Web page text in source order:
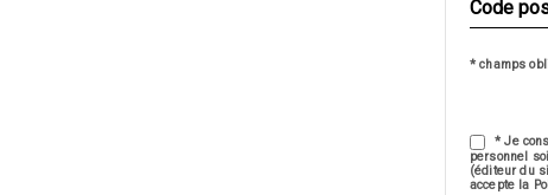
* champs
* Je
personnel
(éditeur du
accepte la